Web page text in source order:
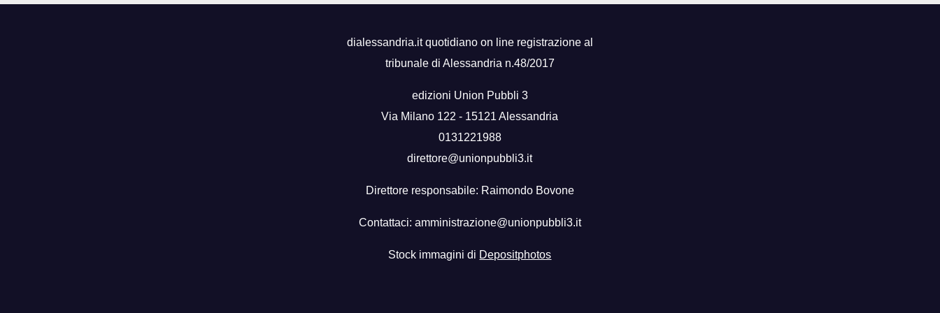
dialessandria.it quotidiano on line registrazione al
tribunale di Alessandria n.48/2017
edizioni Union Pubbli 3
Via Milano 122 - 15121 Alessandria
0131221988
direttore@unionpubbli3.it
Direttore responsabile: Raimondo Bovone
Contattaci: amministrazione@unionpubbli3.it
Stock immagini di Depositphotos